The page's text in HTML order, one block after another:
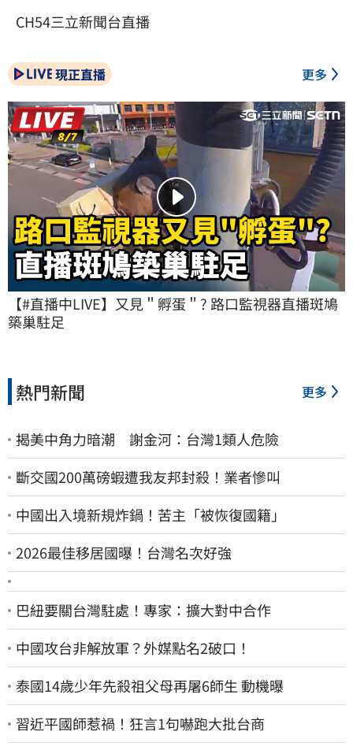
CH54三立新聞台直播
現正直播 更多
【#直播中LIVE】又見＂孵蛋＂? 路口監視器直播斑鳩
築巢駐足
熱門新聞 更多
揭美中角力暗潮 謝金河：台灣1類人危險
斷交國200萬磅蝦遭我友邦封殺！業者慘叫
中國出入境新規炸鍋！苦主「被恢復國籍」
2026最佳移居國曝！台灣名次好強
巴紐要關台灣駐處！專家：擴大對中合作
中國攻台非解放軍？外媒點名2破口！
泰國14歲少年先殺祖父母再屠6師生 動機曝
習近平國師惹禍！狂言1句嚇跑大批台商